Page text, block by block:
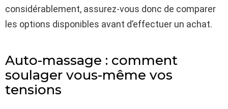
considérablement, assurez-vous donc de comparer
les options disponibles avant d’effectuer un achat.
Auto-massage : comment
soulager vous-même vos
tensions